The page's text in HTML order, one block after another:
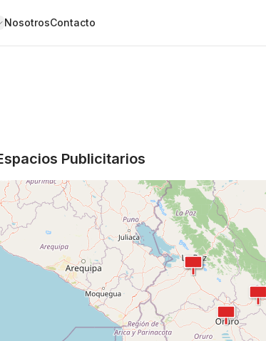
NosotrosContacto